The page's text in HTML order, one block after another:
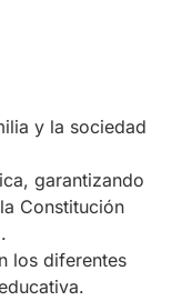
y la sociedad
garantizando
Constitución
los diferentes